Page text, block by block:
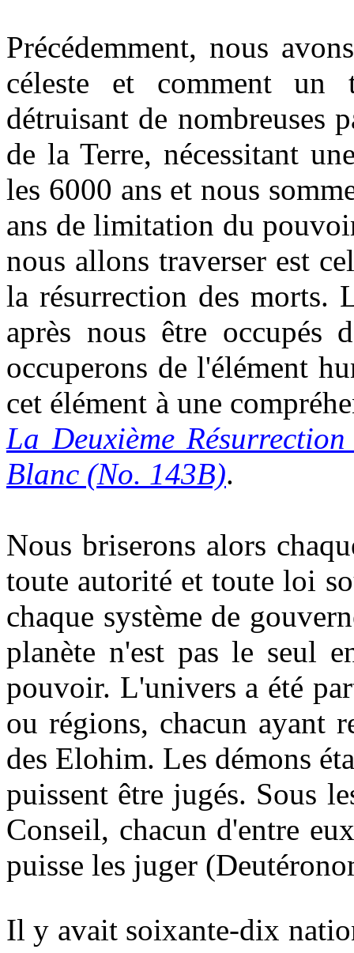
Précédemment, nous
céleste et comment un
détruisant de nombreuses
de la Terre, nécessitant
les 6000 ans et nous
ans de limitation du
nous allons traverser est
la résurrection des morts.
après nous être occupés
occuperons de l'élément
cet élément à une
La Deuxième
Blanc (No. 143B).
Nous briserons alors
toute autorité et toute loi
chaque système de
planète n'est pas le seul
pouvoir. L'univers a été
ou régions, chacun ayant
des Elohim. Les démons
puissent être jugés. Sous
Conseil, chacun d'entre
puisse les juger
Il y avait soixante-dix